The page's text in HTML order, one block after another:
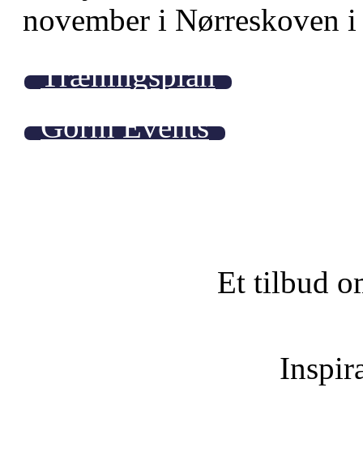
november i Nørreskoven
Træningsplan
Gorm Events
Et tilbud